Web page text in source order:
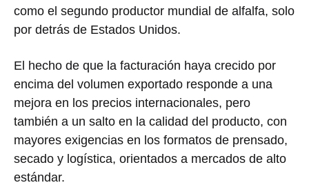
como el segundo productor mundial de alfalfa, solo
por detrás de Estados Unidos.
El hecho de que la facturación haya crecido por
encima del volumen exportado responde a una
mejora en los precios internacionales, pero
también a un salto en la calidad del producto, con
mayores exigencias en los formatos de prensado,
secado y logística, orientados a mercados de alto
estándar.